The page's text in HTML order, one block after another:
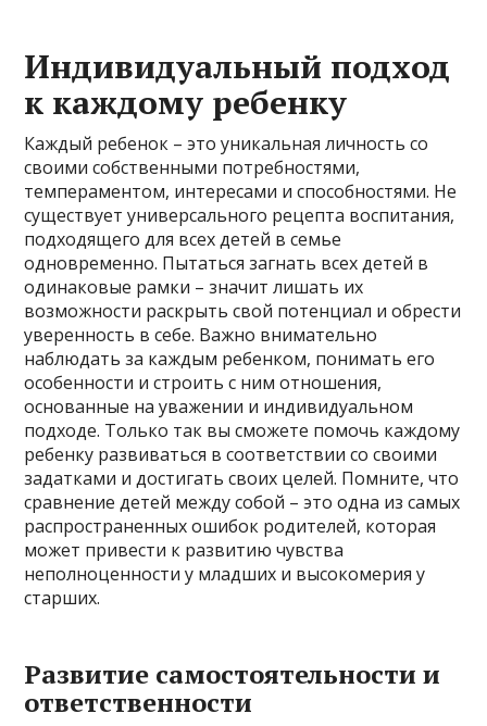
Индивидуальный подход
к каждому ребенку
Каждый ребенок – это уникальная личность со
своими собственными потребностями,
темпераментом, интересами и способностями. Не
существует универсального рецепта воспитания,
подходящего для всех детей в семье
одновременно. Пытаться загнать всех детей в
одинаковые рамки – значит лишать их
возможности раскрыть свой потенциал и обрести
уверенность в себе. Важно внимательно
наблюдать за каждым ребенком, понимать его
особенности и строить с ним отношения,
основанные на уважении и индивидуальном
подходе. Только так вы сможете помочь каждому
ребенку развиваться в соответствии со своими
задатками и достигать своих целей. Помните, что
сравнение детей между собой – это одна из самых
распространенных ошибок родителей, которая
может привести к развитию чувства
неполноценности у младших и высокомерия у
старших.
Развитие самостоятельности и
ответственности